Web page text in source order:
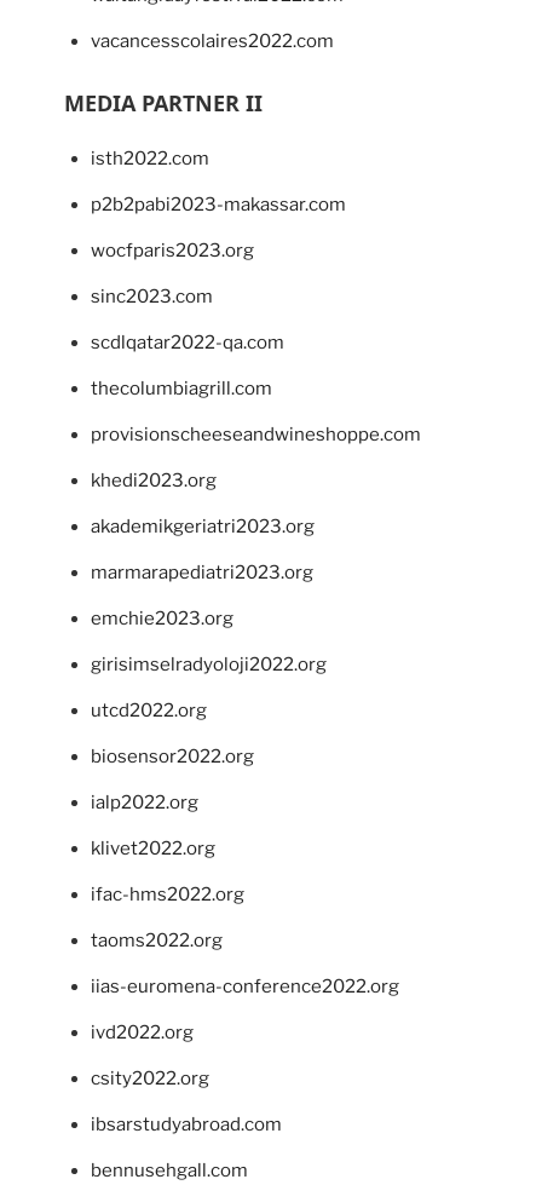
vacancesscolaires2022.com
MEDIA PARTNER II
isth2022.com
p2b2pabi2023-makassar.com
wocfparis2023.org
sinc2023.com
scdlqatar2022-qa.com
thecolumbiagrill.com
provisionscheeseandwineshoppe.com
khedi2023.org
akademikgeriatri2023.org
marmarapediatri2023.org
emchie2023.org
girisimselradyoloji2022.org
utcd2022.org
biosensor2022.org
ialp2022.org
klivet2022.org
ifac-hms2022.org
taoms2022.org
iias-euromena-conference2022.org
ivd2022.org
csity2022.org
ibsarstudyabroad.com
bennusehgall.com